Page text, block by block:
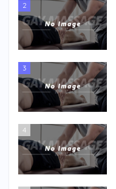
2
3
4